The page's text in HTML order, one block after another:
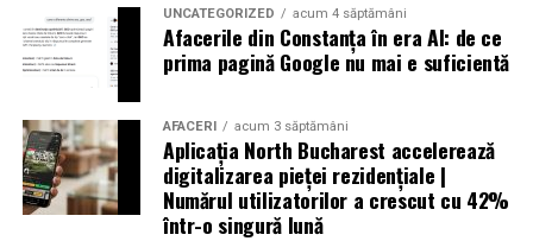
Aniversări – Comemorări
– Sf. Ioan Maria Vianney, preot (Calendarul Romano-
Catolic 2026)
UNCATEGORIZED acum 4 săptămâni
Afacerile din Constanța în era AI: de ce
prima pagină Google nu mai e suficientă
AFACERI acum 3 săptămâni
Aplicația North Bucharest accelerează
digitalizarea pieței rezidențiale |
Numărul utilizatorilor a crescut cu 42%
într-o singură lună